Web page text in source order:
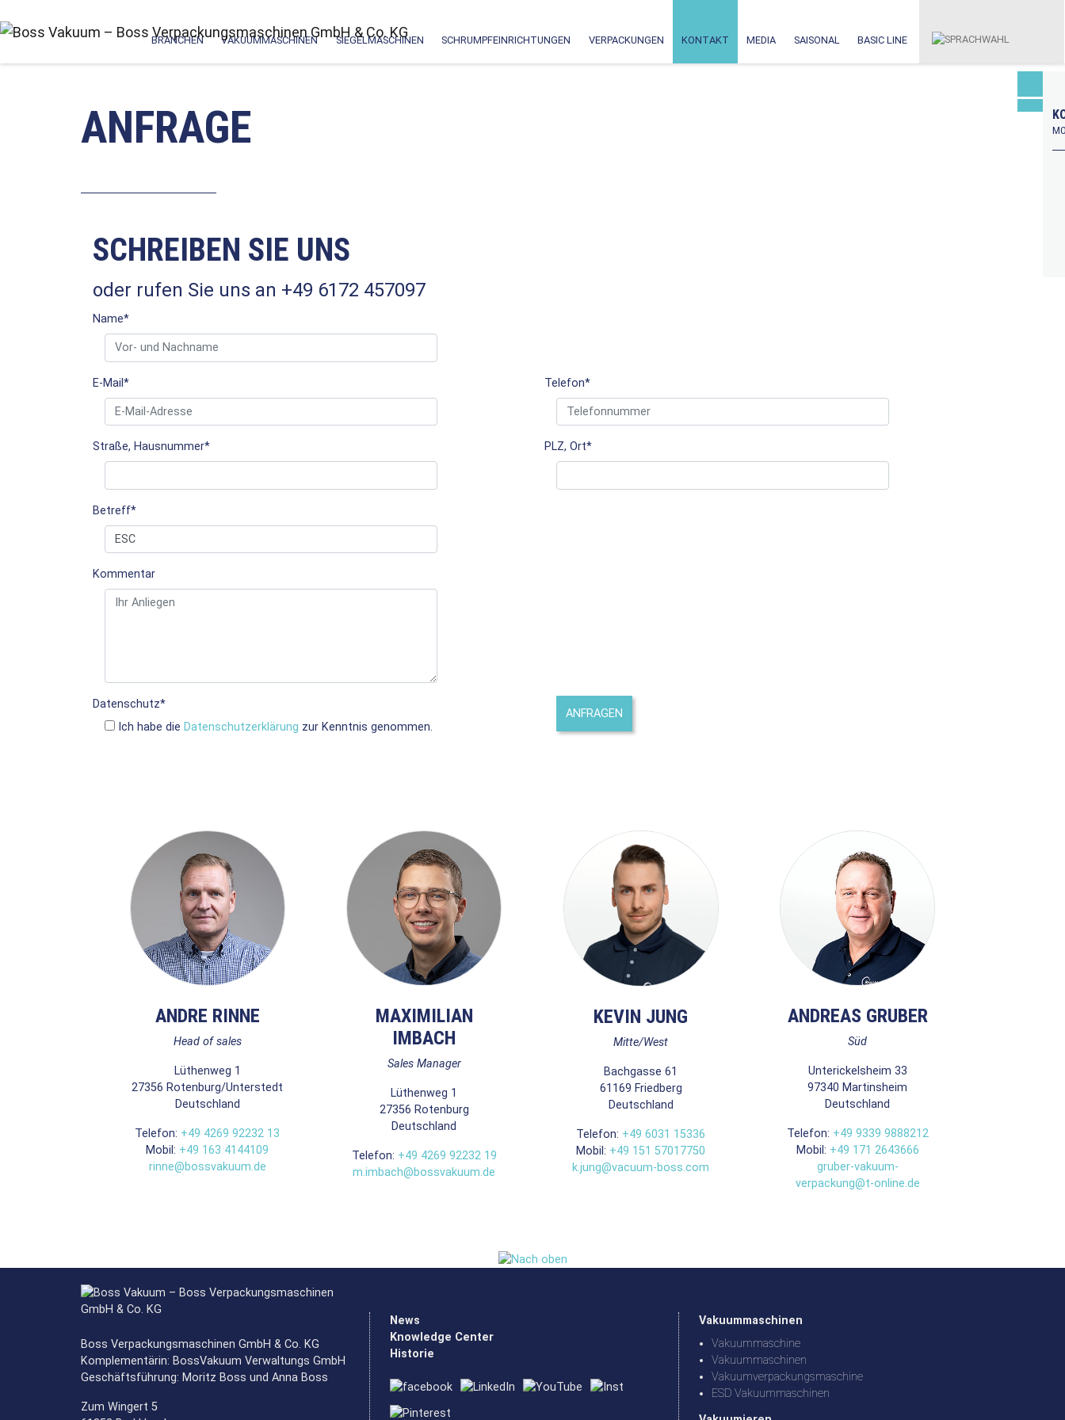
BRANCHEN VAKUUMMASCHINEN SIEGELMASCHINEN SCHRUMPFEINRICHTUNGEN VERPACKUNGEN KONTAKT MEDIA SAISONAL BASIC LINE
ANFRAGE
SCHREIBEN SIE UNS
oder rufen Sie uns an +49 6172 457097
Name*
E-Mail * Telefon*
Straße, Hausnummer* PLZ, Ort*
Betreff*
Kommentar
Datenschutz*
Ich habe die Datenschutzerklärung zur Kenntnis genommen.
ANDRE RINNE
Head of sales
Lüthenweg 1
27356 Rotenburg/Unterstedt
Deutschland
Telefon: +49 4269 92232 13
Mobil: +49 163 4144109
rinne@bossvakuum.de
MAXIMILIAN
IMBACH
Sales Manager
Lüthenweg 1
27356 Rotenburg
Deutschland
Telefon: +49 4269 92232 19
m.imbach@bossvakuum.de
KEVIN JUNG
Mitte/West
Bachgasse 61
61169 Friedberg
Deutschland
Telefon: +49 6031 15336
Mobil: +49 151 57017750
k.jung@vacuum-boss.com
ANDREAS GRUBER
Süd
Unterickelsheim 33
97340 Martinsheim
Deutschland
Telefon: +49 9339 9888212
Mobil: +49 171 2643666
gruber-vakuum-
verpackung@t-online.de
Boss Verpackungsmaschinen GmbH & Co. KG
Komplementärin: BossVakuum Verwaltungs GmbH
Geschäftsführung: Moritz Boss und Anna Boss
Zum Wingert 5
News
Knowledge Center
Historie
Vakuummaschinen
Vakuummaschine
Vakuummaschinen
Vakuumverpackungsmaschine
ESD Vakuummaschinen